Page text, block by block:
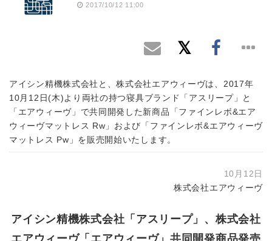
2017/10/12 11:00
アイシン精機株式会社と、株式会社エアウィーヴは、2017年
10月12日(木)より両社の持つ寝具ブランド「アスリープ」と
「エアウィーヴ」で共同開発した新商品「ファインレボ&エア
ウィーヴマットレス Rw」および「ファインレボ&エアウィーヴ
マットレス Pw」を販売開始いたします。
10月12日
株式会社エアウィーヴ
アイシン精機株式会社「アスリープ」、株式会社
エアウィーヴ「エアウィーヴ」共同開発商品発売